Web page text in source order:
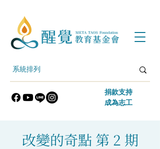
​捐款支持
​成為志工
改變的奇點 第 2 期